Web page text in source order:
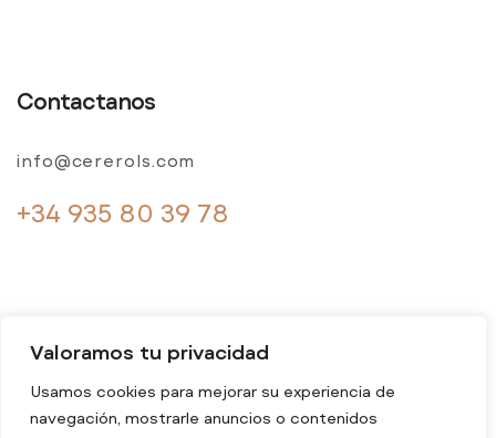
Valoramos tu privacidad
Usamos cookies para mejorar su experiencia de
navegación, mostrarle anuncios o contenidos
Contactanos
info@cererols.com
+34 935 80 39 78